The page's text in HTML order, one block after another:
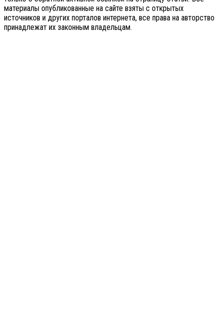
материалы опубликованные на сайте взяты с открытых
источников и других порталов интернета, все права на авторство
принадлежат их законным владельцам.